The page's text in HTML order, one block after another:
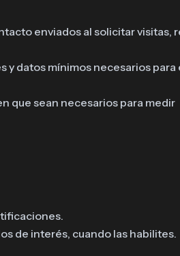
enviados al solicitar visitas,
datos mínimos necesarios para
que sean necesarios para medir
de interés, cuando las habilites.